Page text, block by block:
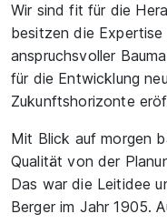
Wir sind fit für die
besitzen die
anspruchsvoller
für die Entwicklung
Zukunftshorizonte
Mit Blick auf morgen
Qualität von der
Das war die Leitidee
Berger im Jahr 1905.